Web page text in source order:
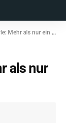
als nur ein Trend
als nur